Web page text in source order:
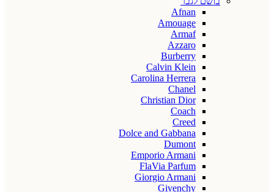
Afnan
Amouage
Armaf
Azzaro
Burberry
Calvin Klein
Carolina Herrera
Chanel
Christian Dior
Coach
Creed
Dolce and Gabbana
Dumont
Emporio Armani
FlaVia Parfum
Giorgio Armani
Givenchy